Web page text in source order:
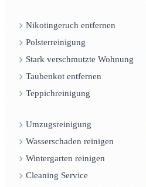
Nikotingeruch entfernen
Polsterreinigung
Stark verschmutzte Wohnung
Taubenkot entfernen
Teppichreinigung
Umzugsreinigung
Wasserschaden reinigen
Wintergarten reinigen
Cleaning Service